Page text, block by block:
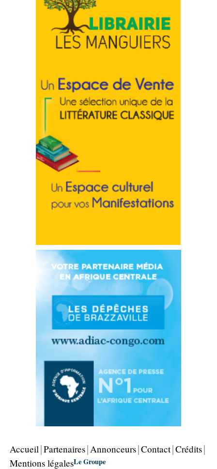
Accueil Partenaires Annonceurs Contact Crédits
Mentions légalesLe Groupe